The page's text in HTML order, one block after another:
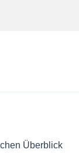
Überblick